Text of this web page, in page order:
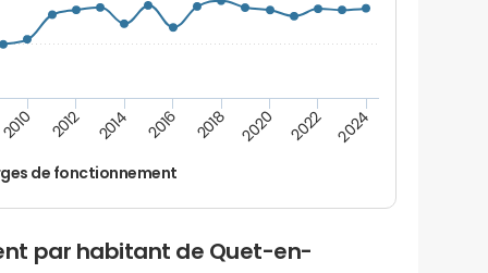
de fonctionnement
2010 2012 2014 2016 2018 2020 2022 2024
par habitant de Quet-en-